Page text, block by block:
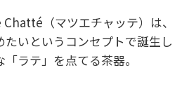
（マツエチャッテ）は、
いというコンセプトで誕生し
ラテ」を点てる茶器。